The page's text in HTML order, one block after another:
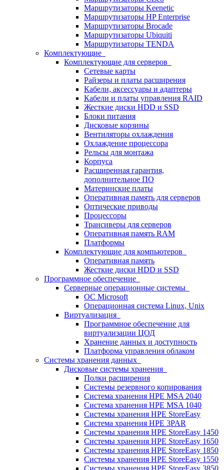
Маршрутизаторы Keenetic
Маршрутизаторы HP Enterprise
Маршрутизаторы Brocade
Маршрутизаторы Ubiquiti
Маршрутизаторы TENDA
Комплектующие
Комплектующие для серверов
Сетевые карты
Райзеры и платы расширения
Кабели, аксессуары и адаптеры
Кабели и платы управления RAID
Жесткие диски HDD и SSD
Блоки питания
Дисковые корзины
Вентиляторы охлаждения
Охлаждение процессора
Рельсы для монтажа
Корпуса
Расширенная гарантия,
дополнительное ПО
Материнские платы
Оперативная память для серверов
Оптические приводы
Процессоры
Трансиверы для серверов
Оперативная память RAM
Платформы
Комплектующие для компьютеров
Оперативная память
Жесткие диски HDD и SSD
Программное обеспечение
Серверные операционные системы
ОС Microsoft
Операционная система Linux, Unix
Виртуализация
Программное обеспечение для
виртуализации ЦОД
Хранение данных и доступность
Платформа управления облаком
Системы хранения данных
Дисковые системы хранения
Полки расширения
Системы резервного копирования
Система хранения HPE MSA 2040
Система хранения HPE MSA 1040
Системы хранения HPE StoreEasy
Система хранения HPE 3PAR
Системы хранения HPE StoreEasy 1450
Системы хранения HPE StoreEasy 1650
Системы хранения HPE StoreEasy 1850
Системы хранения HPE StoreEasy 1550
Системы хранения HPE StoreEasy 3850